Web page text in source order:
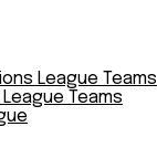
League Teams
League Teams